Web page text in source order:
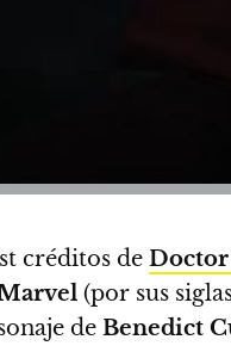
créditos de Doctor
(por sus
de Benedict